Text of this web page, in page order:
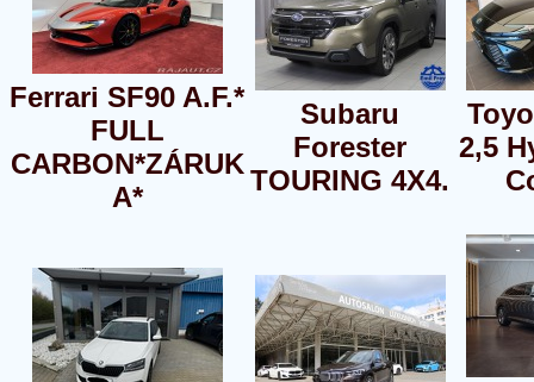
Ferrari SF90 A.F.*
FULL
CARBON*ZÁRUK
A*
Subaru
Forester
TOURING 4X4.
2,5